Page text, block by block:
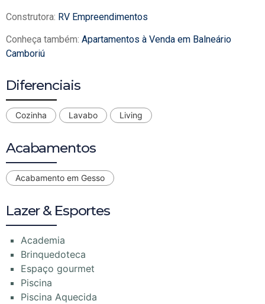
Construtora: RV Empreendimentos
Conheça também: Apartamentos à Venda em Balneário
Camboriú
Diferenciais
Cozinha Lavabo Living
Acabamentos
Acabamento em Gesso
Lazer & Esportes
Academia
Brinquedoteca
Espaço gourmet
Piscina
Piscina Aquecida